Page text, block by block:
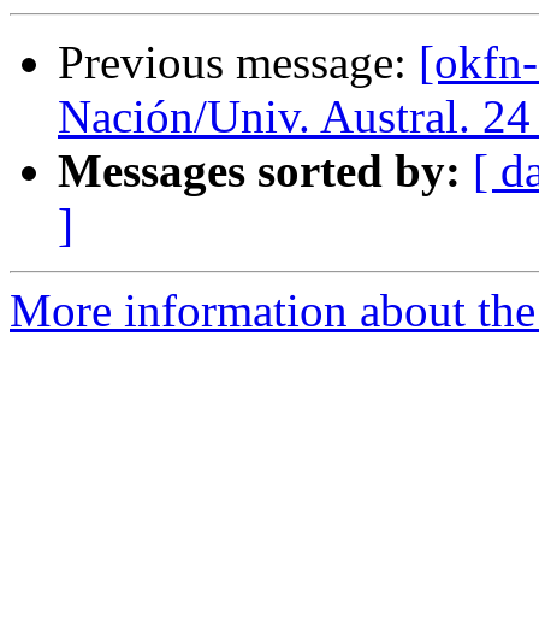
Previous message:
Nación/Univ. Austral.
Messages sorted by: [
]
More information about